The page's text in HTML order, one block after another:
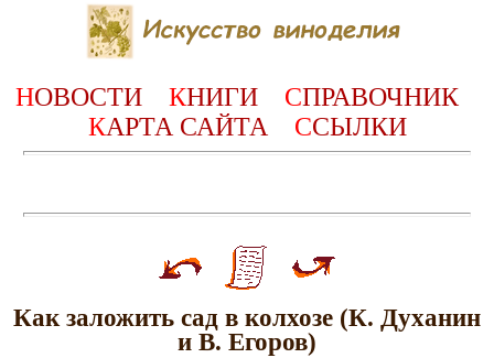
НОВОСТИ КНИГИ СПРАВОЧНИК
КАРТА САЙТА ССЫЛКИ
Как заложить сад в колхозе (К. Духанин
и В. Егоров)